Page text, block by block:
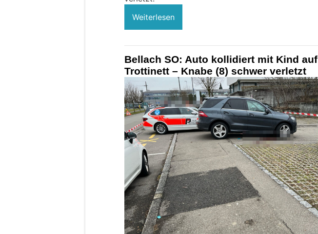
Weiterlesen
Bellach SO: Auto kollidiert mit Kind auf
Trottinett – Knabe (8) schwer verletzt